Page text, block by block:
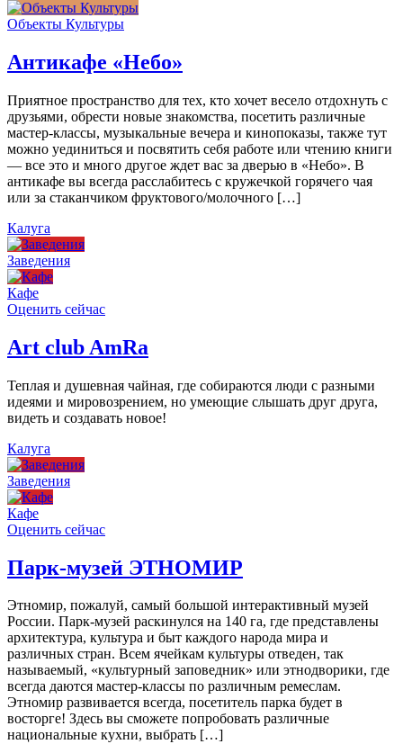
Объекты Культуры
Антикафе «Небо»
Приятное пространство для тех, кто хочет весело отдохнуть с
друзьями, обрести новые знакомства, посетить различные
мастер-классы, музыкальные вечера и кинопоказы, также тут
можно уединиться и посвятить себя работе или чтению книги
— все это и много другое ждет вас за дверью в «Небо». В
антикафе вы всегда расслабитесь с кружечкой горячего чая
или за стаканчиком фруктового/молочного […]
Калуга
Заведения
Кафе
Оценить сейчас
Art сlub AmRa
Теплая и душевная чайная, где собираются люди с разными
идеями и мировозрением, но умеющие слышать друг друга,
видеть и создавать новое!
Калуга
Заведения
Кафе
Оценить сейчас
Парк-музей ЭТНОМИР
Этномир, пожалуй, самый большой интерактивный музей
России. Парк-музей раскинулся на 140 га, где представлены
архитектура, культура и быт каждого народа мира и
различных стран. Всем ячейкам культуры отведен, так
называемый, «культурный заповедник» или этнодворики, где
всегда даются мастер-классы по различным ремеслам.
Этномир развивается всегда, посетитель парка будет в
восторге! Здесь вы сможете попробовать различные
национальные кухни, выбрать […]